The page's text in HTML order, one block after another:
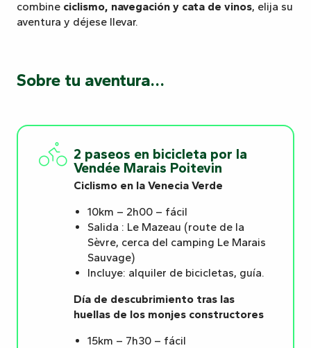
combine ciclismo, navegación y cata de vinos, elija su
aventura y déjese llevar.
Sobre tu aventura…
2 paseos en bicicleta por la
Vendée Marais Poitevin
Ciclismo en la Venecia Verde
10km – 2h00 – fácil
Salida : Le Mazeau (route de la
Sèvre, cerca del camping Le Marais
Sauvage)
Incluye: alquiler de bicicletas, guía.
Día de descubrimiento tras las
huellas de los monjes constructores
15km – 7h30 – fácil